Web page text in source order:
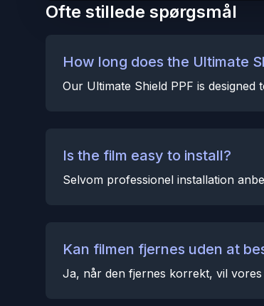
Ofte stillede spørgsmål
How long does the Ultimate
Our Ultimate Shield PPF is
Is the film easy to install?
Selvom professionel installation
Kan filmen fjernes uden at
Ja, når den fjernes korrekt, vil vores